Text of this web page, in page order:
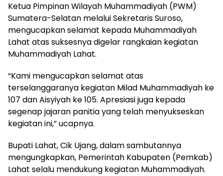
Ketua Pimpinan Wilayah Muhammadiyah (PWM)
Sumatera-Selatan melalui Sekretaris Suroso,
mengucapkan selamat kepada Muhammadiyah
Lahat atas suksesnya digelar rangkaian kegiatan
Muhammadiyah Lahat.
“Kami mengucapkan selamat atas
terselanggaranya kegiatan Milad Muhammadiyah ke
107 dan Aisyiyah ke 105. Apresiasi juga kepada
segenap jajaran panitia yang telah menyukseskan
kegiatan ini,” ucapnya.
Bupati Lahat, Cik Ujang, dalam sambutannya
mengungkapkan, Pemerintah Kabupaten (Pemkab)
Lahat selalu mendukung kegiatan Muhammadiyah.